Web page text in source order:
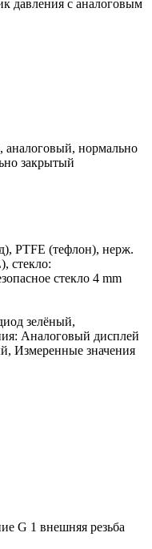
давления с аналоговым
аналоговый, нормально
закрытый
PTFE (тефлон), нерж.
стекло:
стекло 4 mm
зелёный,
Аналоговый дисплей
Измеренные значения
G 1 внешняя резьба